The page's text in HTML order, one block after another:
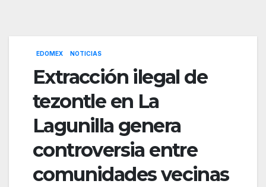
EDOMEX NOTICIAS
Extracción ilegal de
tezontle en La
Lagunilla genera
controversia entre
comunidades vecinas